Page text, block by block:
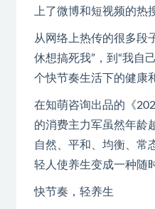
上了微博和短视频的热
从网络上热传的很多段
休想搞死我”，到“我自
个快节奏生活下的健康
在知萌咨询出品的《
的消费主力军虽然年龄
自然、平和、均衡、常
轻人使养生变成一种随
快节奏，轻养生